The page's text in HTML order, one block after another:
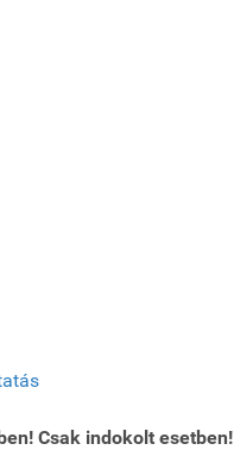
Csak indokolt esetben!